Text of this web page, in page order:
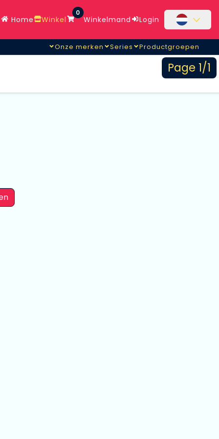
Home Winkel
0
Winkelmand Login
Onze merken Series Productgroepen
Page 1/1